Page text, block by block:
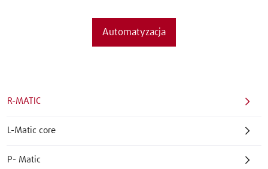
Automatyzacja
R-MATIC
L-Matic core
P- Matic